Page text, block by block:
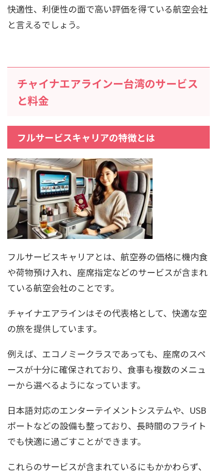
快適性、利便性の面で高い評価を得ている航空会社
と言えるでしょう。
チャイナエアラインー台湾のサービス
と料金
フルサービスキャリアの特徴とは
フルサービスキャリアとは、航空券の価格に機内食
や荷物預け入れ、座席指定などのサービスが含まれ
ている航空会社のことです。
チャイナエアラインはその代表格として、快適な空
の旅を提供しています。
例えば、エコノミークラスであっても、座席のスペ
ースが十分に確保されており、食事も複数のメニュ
ーから選べるようになっています。
日本語対応のエンターテイメントシステムや、USB
ポートなどの設備も整っており、長時間のフライト
でも快適に過ごすことができます。
これらのサービスが含まれているにもかかわらず、